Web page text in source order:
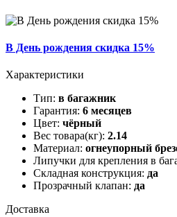
В День рождения скидка 15%
Характеристики
Тип: в багажник
Гарантия: 6 месяцев
Цвет: чёрный
Вес товара(кг): 2.14
Материал: огнеупорный
Липучки для крепления в
Складная конструкция: да
Прозрачный клапан: да
Доставка